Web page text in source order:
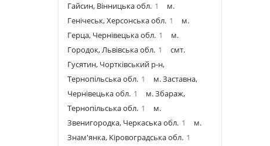
Гайсин, Вінницька обл. 1
м.
Генічеськ, Херсонська обл. 1
м.
Герца, Чернівецька обл. 1
м.
Городок, Львівська обл. 1
смт.
Гусятин, Чортківський р-н,
Тернопільська обл. 1
м. Заставна,
Чернівецька обл. 1
м. Збараж,
Тернопільська обл. 1
м.
Звенигородка, Черкаська обл. 1
м.
Знам'янка, Кіровоградська обл. 1